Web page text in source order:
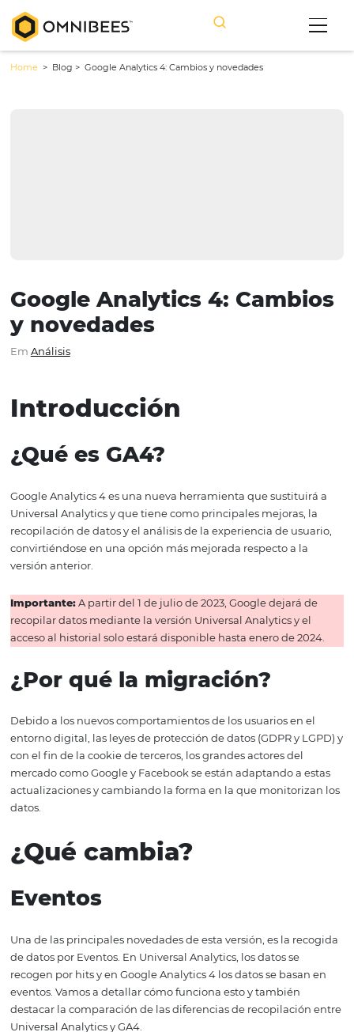
Google Analytics 4:
Em Análisis
¿Qué es GA4?
Universal Analytics y que tiene como principales
recopilación de datos y el análisis de la experiencia de
convirtiéndose en una opción más mejorada respecto a
recopilar datos mediante la versión Universal Analytics
acceso al historial solo estará disponible hasta enero de
¿Por qué la migración?
Debido a los nuevos comportamientos de los usuarios
entorno digital, las leyes de protección de datos (GDPR y
con el fin de la cookie de terceros, los grandes actores
mercado como Google y Facebook se están adaptando
datos.
¿Qué cambia?